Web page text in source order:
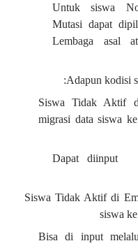
Untuk siswa
Mutasi dapat
Lembaga asal
Adapun kodisi
Siswa Tidak Aktif
migrasi data siswa
Dapat diinput
Siswa Tidak Aktif di
siswa
Bisa di input